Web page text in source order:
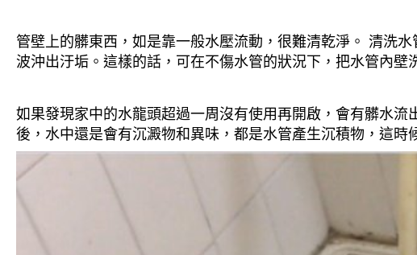
管壁上的髒東西，如是靠一般水壓流動，很難清乾淨。 清洗
波沖出汙垢。這樣的話，可在不傷水管的狀況下，把水管內壁
如果發現家中的水龍頭超過一周沒有使用再開啟，會有髒水
後，水中還是會有沉澱物和異味，都是水管產生沉積物，這時